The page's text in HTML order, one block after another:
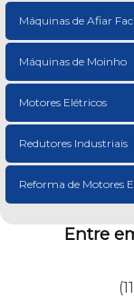
Máquinas de Afiar
Máquinas de Moinho
Motores Elétricos
Redutores Industriais
Reforma de Motores
Entre